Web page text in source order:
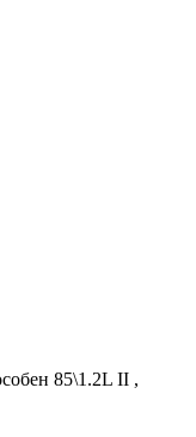
85\1.2L II ,